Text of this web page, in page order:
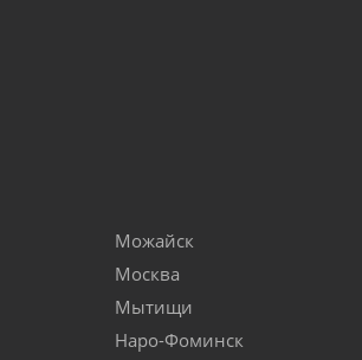
Можайск
Москва
Мытищи
Наро-Фоминск